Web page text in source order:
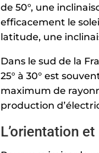
de 50°, une
efficacement le
latitude, une
Dans le sud de la
25° à 30° est
maximum de
production
L’orientation